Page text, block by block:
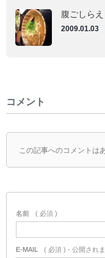
腹ごしらえ
2009.01.03
コメント
この記事へのコメントは
名前 ( 必須 )
E-MAIL ( 必須 ) - 公開され